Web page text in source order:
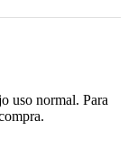
uso normal. Para